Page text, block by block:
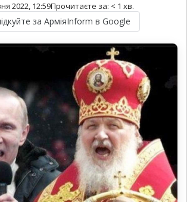
2022, 12:59Прочитаєте за: < 1 хв.
за АрміяInform в Google